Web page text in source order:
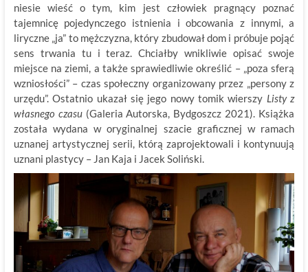
niesie wieść o tym, kim jest człowiek pragnący poznać
tajemnicę pojedynczego istnienia i obcowania z innymi, a
liryczne „ja” to mężczyzna, który zbudował dom i próbuje pojąć
sens trwania tu i teraz. Chciałby wnikliwie opisać swoje
miejsce na ziemi, a także sprawiedliwie określić – „poza sferą
wzniosłości” – czas społeczny organizowany przez „persony z
urzędu”. Ostatnio ukazał się jego nowy tomik wierszy Listy z
własnego czasu(Galeria Autorska, Bydgoszcz 2021). Książka
została wydana w oryginalnej szacie graficznej w ramach
uznanej artystycznej serii, którą zaprojektowali i kontynuują
uznani plastycy – Jan Kaja i Jacek Soliński.